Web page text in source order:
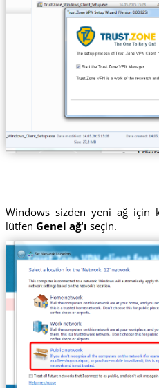
Windows sizden yeni ağ için
lütfen Genel ağ'ı seçin.